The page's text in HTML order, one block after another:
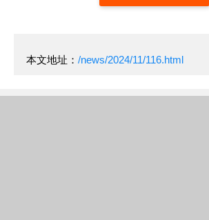
本文地址： /news/2024/11/116.html